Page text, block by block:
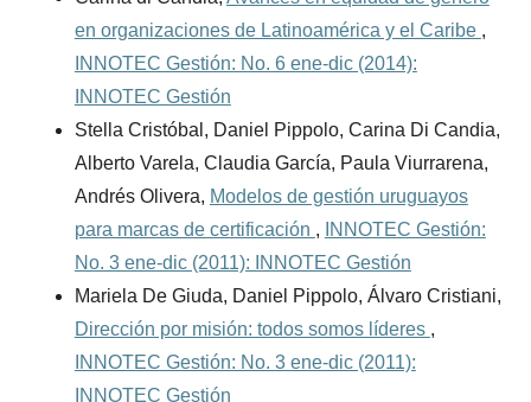
en organizaciones de Latinoamérica y el Caribe ,
INNOTEC Gestión: No. 6 ene-dic (2014):
INNOTEC Gestión
Stella Cristóbal, Daniel Pippolo, Carina Di Candia,
Alberto Varela, Claudia García, Paula Viurrarena,
Andrés Olivera, Modelos de gestión uruguayos
para marcas de certificación ,
INNOTEC Gestión:
No. 3 ene-dic (2011): INNOTEC Gestión
Mariela De Giuda, Daniel Pippolo, Álvaro Cristiani,
Dirección por misión: todos somos líderes ,
INNOTEC Gestión: No. 3 ene-dic (2011):
INNOTEC Gestión